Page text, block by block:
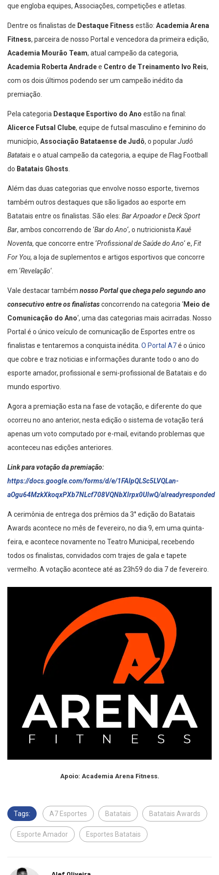
que engloba equipes, Associações, competições e atletas.
Dentre os finalistas de Destaque Fitness estão: Academia Arena
Fitness, parceira de nosso Portal e vencedora da primeira edição,
Academia Mourão Team, atual campeão da categoria,
Academia Roberta Andrade e Centro de Treinamento Ivo Reis,
com os dois últimos podendo ser um campeão inédito da
premiação.
Pela categoria Destaque Esportivo do Ano estão na final:
Alicerce Futsal Clube, equipe de futsal masculino e feminino do
município, Associação Batataense de Judô, o popular Judô
Batatais e o atual campeão da categoria, a equipe de Flag Football
do Batatais Ghosts.
Além das duas categorias que envolve nosso esporte, tivemos
também outros destaques que são ligados ao esporte em
Batatais entre os finalistas. São eles: Bar Arpoador e Deck Sport
Bar, ambos concorrendo de ‘ Bar do Ano ‘, o nutricionistaKauê
Noventa, que concorre entre ‘ Profissional de Saúde do Ano ‘ e, Fit
For You, a loja de suplementos e artigos esportivos que concorre
em ‘ Revelação ‘.
Vale destacar também nosso Portal que chega pelo segundo ano
consecutivo entre os finalistas concorrendo na categoria ‘ Meio de
Comunicação do Ano ‘, uma das categorias mais acirradas. Nosso
Portal é o único veículo de comunicação de Esportes entre os
finalistas e tentaremos a conquista inédita. O Portal A7 é o único
que cobre e traz noticias e informações durante todo o ano do
esporte amador, profissional e semi-profissional de Batatais e do
mundo esportivo.
Agora a premiação esta na fase de votação, e diferente do que
ocorreu no ano anterior, nesta edição o sistema de votação terá
apenas um voto computado por e-mail, evitando problemas que
aconteceu nas edições anteriores.
Link para votação da premiação:
https://docs.google.com/forms/d/e/1FAIpQLSc5LVQLan-
aOgu64MzkXkoqxPXb7NLcf708VQNbXlrpx0UlwQ/alreadyresponded
A cerimônia de entrega dos prêmios da 3° edição do Batatais
Awards acontece no mês de fevereiro, no dia 9, em uma quinta-
feira, e acontece novamente no Teatro Municipal, recebendo
todos os finalistas, convidados com trajes de gala e tapete
vermelho. A votação acontece até as 23h59 do dia 7 de fevereiro.
Apoio: Academia Arena Fitness.
Tags: A7 Esportes Batatais Batatais Awards
Esporte Amador Esportes Batatais